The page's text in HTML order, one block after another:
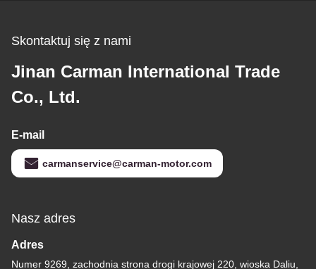
Skontaktuj się z nami
Jinan Carman International Trade
Co., Ltd.
E-mail
carmanservice@carman-motor.com
Nasz adres
Adres
Numer 9269, zachodnia strona drogi krajowej 220, wioska Daliu,